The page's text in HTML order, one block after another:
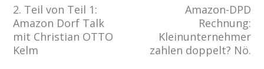
2. Teil von Teil 1:
Amazon Dorf Talk
mit Christian OTTO
Kelm
Amazon-DPD
Rechnung:
Kleinunternehmer
zahlen doppelt? Nö.